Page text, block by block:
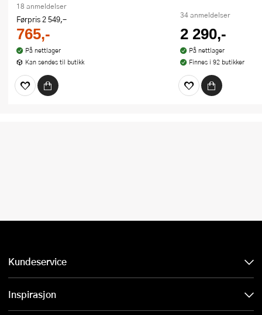
18 anmeldelser
Førpris2 549,-
765,-
På nettlager
Kan sendes til butikk
34 anmeldelser
2 290,-
På nettlager
Finnes i 92 butikker
Kundeservice
Inspirasjon